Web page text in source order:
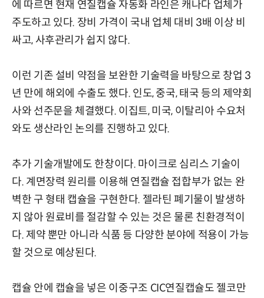
에 따르면 현재 연질캡슐 자동화 라인은 캐나다 업체가
주도하고 있다. 장비 가격이 국내 업체 대비 3배 이상 비
싸고, 사후관리가 쉽지 않다.
이런 기존 설비 약점을 보완한 기술력을 바탕으로 창업 3
년 만에 해외에 수출도 했다. 인도, 중국, 태국 등의 제약회
사와 선주문을 체결했다. 이집트, 미국, 이탈리아 수요처
와도 생산라인 논의를 진행하고 있다.
추가 기술개발에도 한창이다. 마이크로 심리스 기술이
다. 계면장력 원리를 이용해 연질캡슐 접합부가 없는 완
벽한 구 형태 캡슐을 구현한다. 젤라틴 폐기물이 발생하
지 않아 원료비를 절감할 수 있는 것은 물론 친환경적이
다. 제약 뿐만 아니라 식품 등 다양한 분야에 적용이 가능
할 것으로 예상된다.
캡슐 안에 캡슐을 넣은 이중구조 CIC연질캡슐도 젤코만